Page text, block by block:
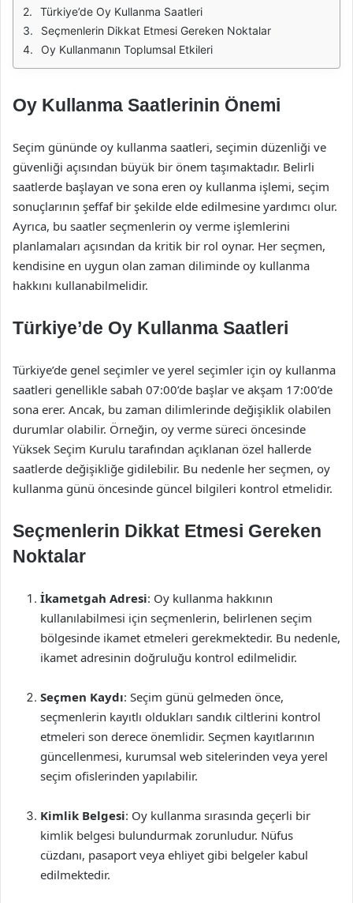
Türkiye’de Oy Kullanma Saatleri
Seçmenlerin Dikkat Etmesi Gereken Noktalar
Oy Kullanmanın Toplumsal Etkileri
Oy Kullanma Saatlerinin Önemi
Seçim gününde oy kullanma saatleri, seçimin düzenliği ve
güvenliği açısından büyük bir önem taşımaktadır. Belirli
saatlerde başlayan ve sona eren oy kullanma işlemi, seçim
sonuçlarının şeffaf bir şekilde elde edilmesine yardımcı olur.
Ayrıca, bu saatler seçmenlerin oy verme işlemlerini
planlamaları açısından da kritik bir rol oynar. Her seçmen,
kendisine en uygun olan zaman diliminde oy kullanma
hakkını kullanabilmelidir.
Türkiye’de Oy Kullanma Saatleri
Türkiye’de genel seçimler ve yerel seçimler için oy kullanma
saatleri genellikle sabah 07:00’de başlar ve akşam 17:00’de
sona erer. Ancak, bu zaman dilimlerinde değişiklik olabilen
durumlar olabilir. Örneğin, oy verme süreci öncesinde
Yüksek Seçim Kurulu tarafından açıklanan özel hallerde
saatlerde değişikliğe gidilebilir. Bu nedenle her seçmen, oy
kullanma günü öncesinde güncel bilgileri kontrol etmelidir.
Seçmenlerin Dikkat Etmesi Gereken
Noktalar
İkametgah Adresi: Oy kullanma hakkının
kullanılabilmesi için seçmenlerin, belirlenen seçim
bölgesinde ikamet etmeleri gerekmektedir. Bu nedenle,
ikamet adresinin doğruluğu kontrol edilmelidir.
Seçmen Kaydı: Seçim günü gelmeden önce,
seçmenlerin kayıtlı oldukları sandık ciltlerini kontrol
etmeleri son derece önemlidir. Seçmen kayıtlarının
güncellenmesi, kurumsal web sitelerinden veya yerel
seçim ofislerinden yapılabilir.
Kimlik Belgesi: Oy kullanma sırasında geçerli bir
kimlik belgesi bulundurmak zorunludur. Nüfus
cüzdanı, pasaport veya ehliyet gibi belgeler kabul
edilmektedir.